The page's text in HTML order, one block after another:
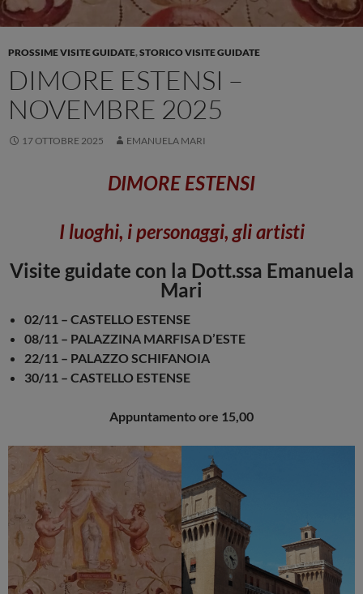
PROSSIME VISITE GUIDATE, STORICO VISITE GUIDATE
DIMORE ESTENSI –
NOVEMBRE 2025
17 OTTOBRE 2025 EMANUELA MARI
DIMORE ESTENSI
I luoghi, i personaggi, gli artisti
Visite guidate con la Dott.ssa Emanuela
Mari
02/11 – CASTELLO ESTENSE
08/11 – PALAZZINA MARFISA D’ESTE
22/11 – PALAZZO SCHIFANOIA
30/11 – CASTELLO ESTENSE
Appuntamento ore 15,00